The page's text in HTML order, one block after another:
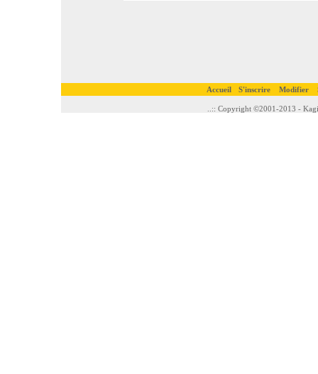
Accueil S'inscrire Modifier
..:: Copyright ©2001-2013 -